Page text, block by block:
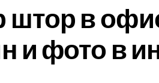
штор в
и фото в